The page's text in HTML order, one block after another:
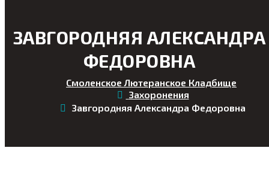
ЗАВГОРОДНЯЯ АЛЕКСАНДРА
ФЕДОРОВНА
Смоленское Лютеранское Кладбище
Захоронения
Завгородняя Александра Федоровна